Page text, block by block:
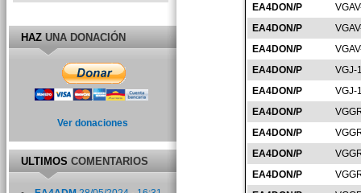
EA4DON/P
EA4DON/P
EA4DON/P
EA4DON/P
VGJ-
EA4DON/P
VGJ-
EA4DON/P
EA4DON/P
EA4DON/P
EA4DON/P
HAZUNA DONACIÓN
Ver donaciones
ULTIMOSCOMENTARIOS